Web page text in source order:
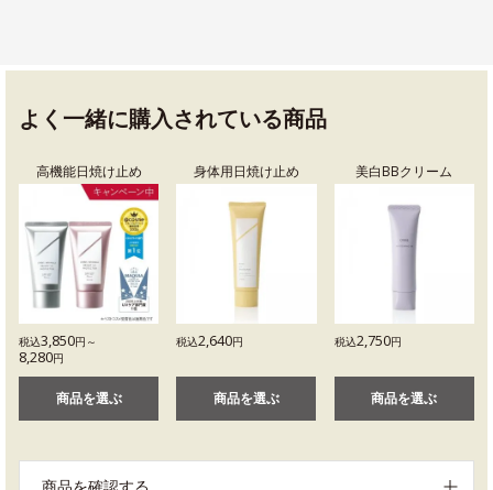
よく一緒に購入されている商品
高機能日焼け止め
税込3,850円～
8,280円
商品を選ぶ
身体用日焼け止め
税込2,640円
商品を選ぶ
美白BBクリーム
税込2,750円
商品を選ぶ